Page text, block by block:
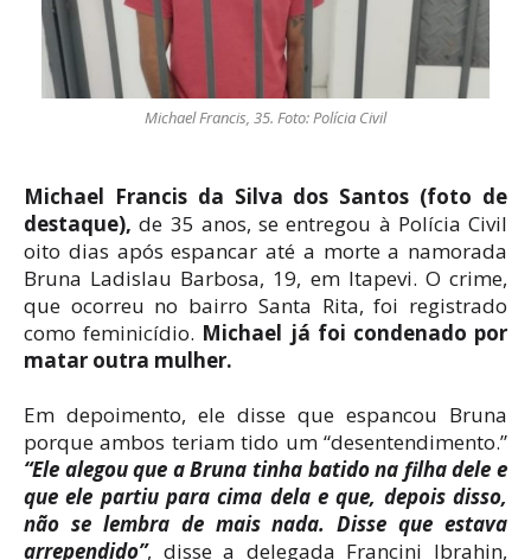
Michael Francis, 35. Foto: Polícia Civil
Michael Francis da Silva dos Santos (foto de
destaque), de 35 anos, se entregou à Polícia Civil
oito dias após espancar até a morte a namorada
Bruna Ladislau Barbosa, 19, em Itapevi. O crime,
que ocorreu no bairro Santa Rita, foi registrado
como feminicídio. Michael já foi condenado por
matar outra mulher.
Em depoimento, ele disse que espancou Bruna
porque ambos teriam tido um “desentendimento.”
“Ele alegou que a Bruna tinha batido na filha dele e
que ele partiu para cima dela e que, depois disso,
não se lembra de mais nada. Disse que estava
arrependido”, disse a delegada Francini Ibrahin,